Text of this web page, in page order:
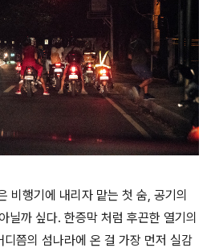
비행기에 내리자 맡는 첫 숨, 공기의
닐까 싶다. 한증막 처럼 후끈한 열기의
쯤의 섬나라에 온 걸 가장 먼저 실감